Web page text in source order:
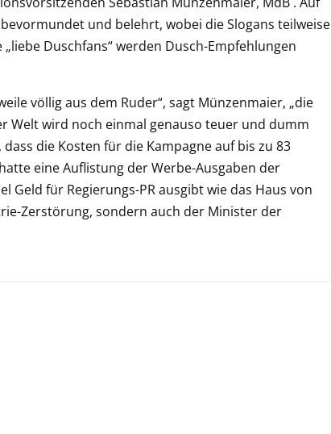
und belehrt, wobei die Slogans teilweise
Duschfans“ werden Dusch-Empfehlungen
völlig aus dem Ruder“, sagt Münzenmaier, „die
Welt wird noch einmal genauso teuer und dumm
die Kosten für die Kampagne auf bis zu 83
eine Auflistung der Werbe-Ausgaben der
Geld für Regierungs-PR ausgibt wie das Haus von
Zerstörung, sondern auch der Minister der